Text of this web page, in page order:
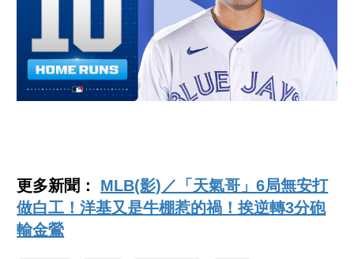
更多新聞： MLB(影)／「天氣哥」6局無安打
做白工！洋基又是牛棚惹的禍！挨逆轉3分砲
輸金鶯